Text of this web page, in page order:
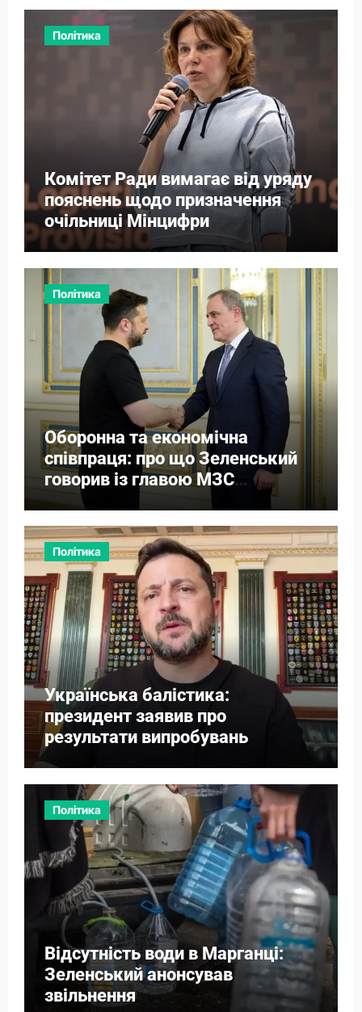
Політика
Комітет Ради вимагає від уряду
пояснень щодо призначення
очільниці Мінцифри
Політика
Оборонна та економічна
співпраця: про що Зеленський
говорив із главою МЗС
Азербайджану
Політика
Українська балістика:
президент заявив про
результати випробувань
Політика
Відсутність води в Марганці:
Зеленський анонсував
звільнення